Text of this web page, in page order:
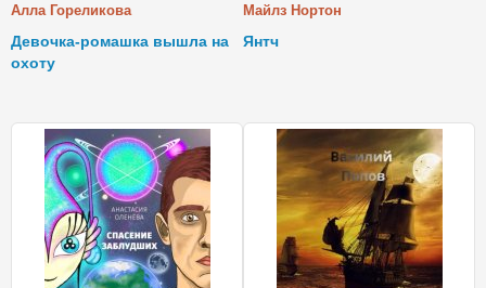
Алла Гореликова
Девочка-ромашка вышла на
охоту
Майлз Нортон
Янтч